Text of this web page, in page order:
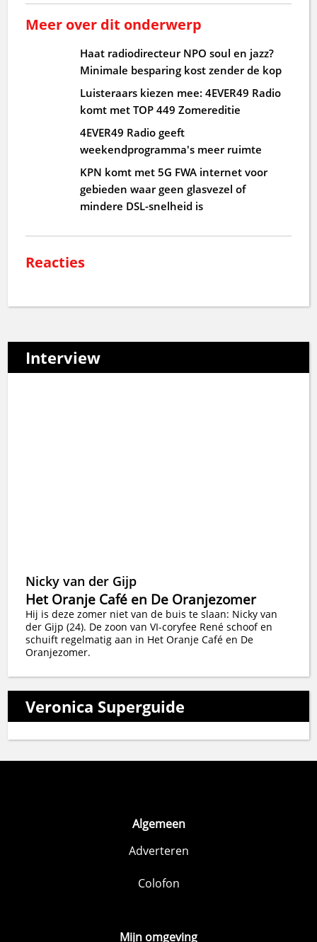
Meer over dit onderwerp
Haat radiodirecteur NPO soul en jazz?
Minimale besparing kost zender de kop
Luisteraars kiezen mee: 4EVER49 Radio
komt met TOP 449 Zomereditie
4EVER49 Radio geeft
weekendprogramma's meer ruimte
KPN komt met 5G FWA internet voor
gebieden waar geen glasvezel of
mindere DSL-snelheid is
Reacties
Interview
Nicky van der Gijp
Het Oranje Café en De Oranjezomer
Hij is deze zomer niet van de buis te slaan: Nicky van
der Gijp (24). De zoon van VI-coryfee René schoof en
schuift regelmatig aan in Het Oranje Café en De
Oranjezomer.
Veronica Superguide
Algemeen
Adverteren
Colofon
Mijn omgeving